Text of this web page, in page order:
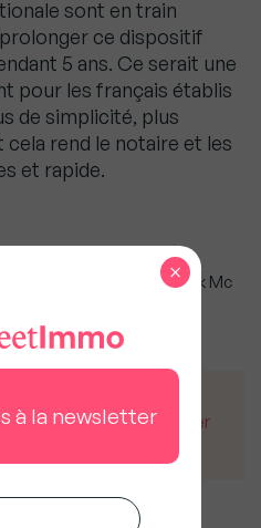
sont en train
ce dispositif
5 ans. Ce serait une
pour les français établis
de simplicité, plus
cela rend le notaire et les
et rapide.
vos questions à Patrick Mc
Pour cela,
et aidez-nous à rester
à la newsletter
×